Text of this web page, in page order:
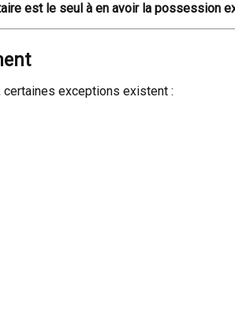
est le seul à en avoir la possession
exceptions existent :